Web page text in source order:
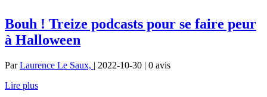
Bouh ! Treize podcasts pour se faire peur
à Halloween
ParLaurence Le Saux, | 2022-10-30 | 0 avis
Lire plus